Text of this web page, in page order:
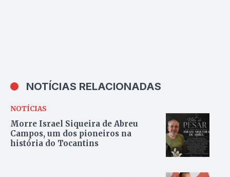
NOTÍCIAS RELACIONADAS
NOTÍCIAS
Morre Israel Siqueira de Abreu
Campos, um dos pioneiros na
história do Tocantins